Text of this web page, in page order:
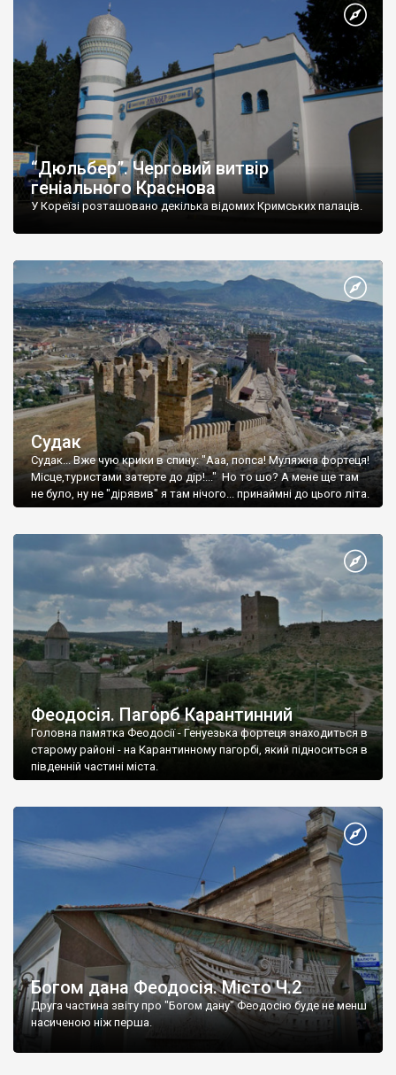
“Дюльбер”. Черговий витвір
геніального Краснова
У Кореїзі розташовано декілька відомих Кримських палаців.
Судак
Судак... Вже чую крики в спину: "Ааа, попса! Муляжна фортеця!
Місце,туристами затерте до дір!..." Но то шо? А мене ще там
не було, ну не "дірявив" я там нічого... принаймні до цього літа.
Феодосія. Пагорб Карантинний
Головна памятка Феодосії - Генуезька фортеця знаходиться в
старому районі - на Карантинному пагорбі, який підноситься в
південній частині міста.
Богом дана Феодосія. Місто Ч.2
Друга частина звіту про "Богом дану" Феодосію буде не менш
насиченою ніж перша.